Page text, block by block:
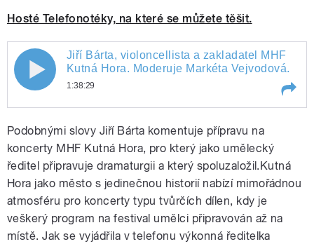
Hosté Telefonotéky, na které se můžete těšit.
Jiří Bárta, violoncellista a zakladatel
MHF Kutná Hora. Moderuje Markéta
Vejvodová.
Jiří Bárta, violoncellista a zakladatel MHF
Kutná Hora. Moderuje Markéta Vejvodová.
1:38:29
Kutná Hora. Moderuje Markéta
Vejvodová.
Podobnými slovy Jiří Bárta komentuje přípravu na
koncerty MHF Kutná Hora, pro který jako umělecký
ředitel připravuje dramaturgii a který spoluzaložil.Kutná
Hora jako město s jedinečnou historií nabízí mimořádnou
atmosféru pro koncerty typu tvůrčích dílen, kdy je
veškerý program na festival umělci připravován až na
místě. Jak se vyjádřila v telefonu výkonná ředitelka